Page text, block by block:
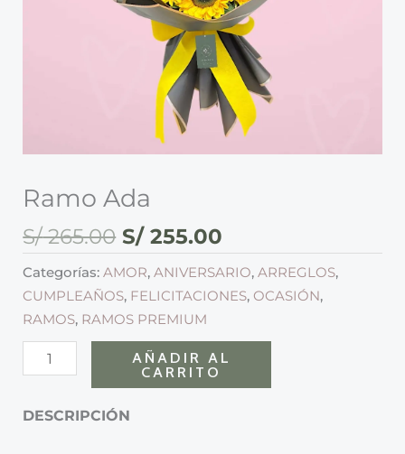
Ramo Ada
S/265.00 S/255.00
Categorías:AMOR,ANIVERSARIO,ARREGLOS,
CUMPLEAÑOS, FELICITACIONES, OCASIÓN,
RAMOS, RAMOS PREMIUM
AÑADIR AL
CARRITO
DESCRIPCIÓN